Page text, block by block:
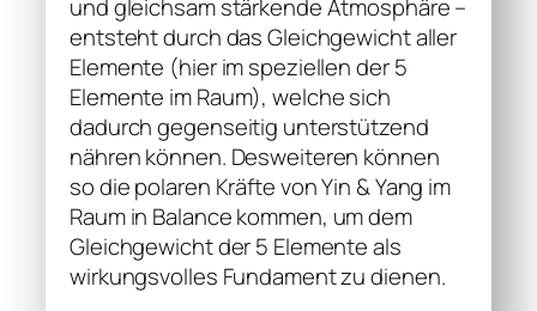
und gleichsam stärkende Atmosphäre –
entsteht durch das Gleichgewicht aller
Elemente (hier im speziellen der 5
Elemente im Raum), welche sich
dadurch gegenseitig unterstützend
nähren können. Desweiteren können
so die polaren Kräfte von Yin & Yang im
Raum in Balance kommen, um dem
Gleichgewicht der 5 Elemente als
wirkungsvolles Fundament zu dienen.